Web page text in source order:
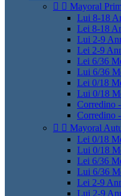
  Mayoral
Lui 8-18
Lei 8-18
Lui 2-9
Lei 2-9
Lei 6/36
Lui 6/36
Lei 0/18
Lui 0/18
Corredino
Corredino
  Mayoral
Lei 0/18
Lui 0/18
Lei 6/36
Lui 6/36
Lei 2-9
Lui 2-9